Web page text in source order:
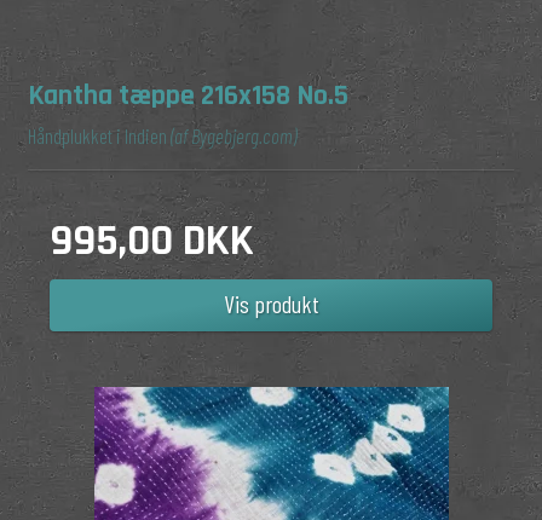
Kantha tæppe 216x158 No.5
Håndplukket i Indien(af Bygebjerg.com)
995,00 DKK
Vis produkt